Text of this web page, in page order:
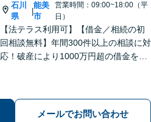
石川
県
|
能美
市
営業時間：09:00~18:00（平
日）
【法テラス利用可】【借金／相続の初
回相談無料】年間300件以上の相談に対
応！破産により1000万円超の借金をゼ
所】【夜間・土日祝相談可】
メールでお問い合わせ